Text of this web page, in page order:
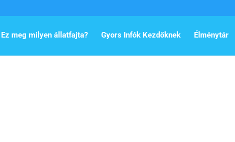
Ez meg milyen állatfajta? Gyors Infók Kezdőknek Élménytár